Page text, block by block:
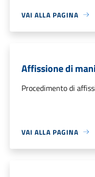
VAI ALLA PAGINA
Affissione di
Procedimento di
VAI ALLA PAGINA